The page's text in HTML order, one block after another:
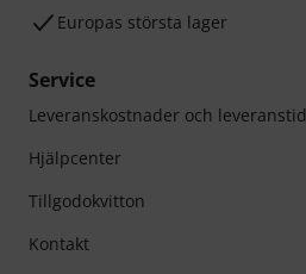
Europas största lager
Service
Leveranskostnader och leveranstid
Hjälpcenter
Tillgodokvitton
Kontakt